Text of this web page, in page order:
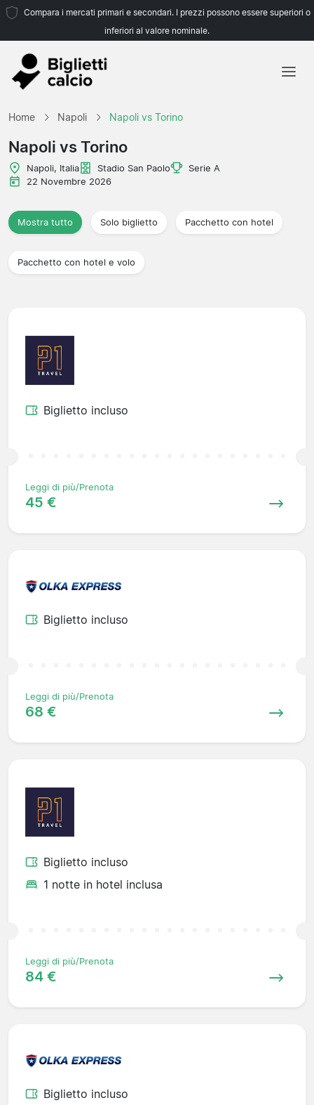
Compara i mercati primari e secondari. I prezzi possono essere superiori o
inferiori al valore nominale.
Home Napoli Napoli vs Torino
Napoli vs Torino
Napoli, Italia Stadio San Paolo
Serie A
22 Novembre 2026
Mostra tutto Solo biglietto Pacchetto con hotel
Pacchetto con hotel e volo
Biglietto incluso
Leggi di più/Prenota
45 €
Biglietto incluso
Leggi di più/Prenota
68 €
Biglietto incluso
1 notte in hotel inclusa
Leggi di più/Prenota
84 €
Biglietto incluso